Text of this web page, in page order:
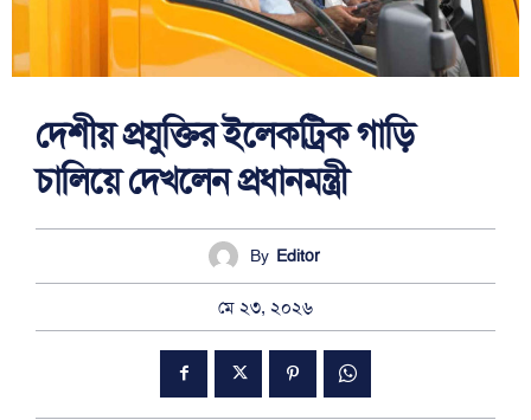
দেশীয় প্রযুক্তির ইলেকট্রিক গাড়ি
চালিয়ে দেখলেন প্রধানমন্ত্রী
By Editor
মে ২৩, ২০২৬